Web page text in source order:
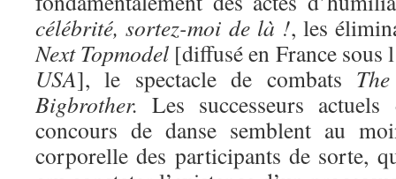
célébrité, sortez-moi de là !, les
Next Topmodel [diffusé en France sous
USA], le spectacle de combats
Bigbrother. Les successeurs
concours de danse semblent au
corporelle des participants de sorte,